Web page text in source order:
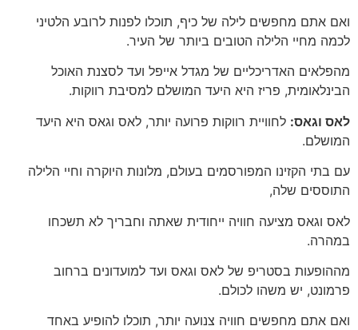
ואם אתם מחפשים לילה של כיף, תוכלו לפנות לרובע הלטיני
לכמה מחיי הלילה הטובים ביותר של העיר.
מהפלאים האדריכליים של מגדל אייפל ועד לסצנת האוכל
הבינלאומית, פריז היא היעד המושלם למסיבת רווקות.
לאס וגאס: לחוויית רווקות פרועה יותר, לאס וגאס היא היעד
המושלם.
עם בתי הקזינו המפורסמים בעולם, מלונות היוקרה וחיי הלילה
התוססים שלה,
לאס וגאס מציעה חוויה ייחודית שאתה וחבריך לא תשכחו
במהרה.
מההופעות בסטריפ של לאס וגאס ועד למועדונים ברחוב
פרמונט, יש משהו לכולם.
ואם אתם מחפשים חוויה צנועה יותר, תוכלו להופיע באחד